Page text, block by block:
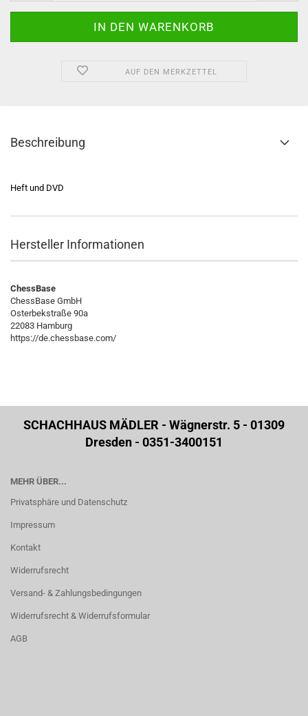
AUF DEN MERKZETTEL
Beschreibung
Heft und DVD
Hersteller Informationen
ChessBase
ChessBase GmbH
Osterbekstraße 90a
22083 Hamburg
https://de.chessbase.com/
SCHACHHAUS MÄDLER - Wägnerstr. 5 - 01309
Dresden - 0351-3400151
MEHR ÜBER...
Privatsphäre und Datenschutz
Impressum
Kontakt
Widerrufsrecht
Versand- & Zahlungsbedingungen
Widerrufsrecht & Widerrufsformular
AGB